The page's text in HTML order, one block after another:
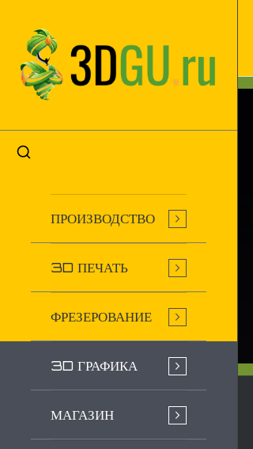
ПРОИЗВОДСТВО
3D ПЕЧАТЬ
ФРЕЗЕРОВАНИЕ
3D ГРАФИКА
МАГАЗИН